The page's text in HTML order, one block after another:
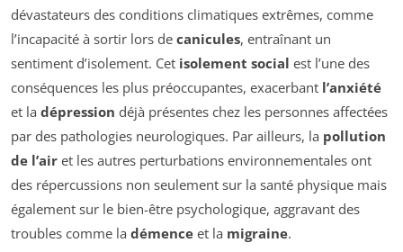
dévastateurs des conditions climatiques extrêmes, comme
l’incapacité à sortir lors de canicules, entraînant un
sentiment d’isolement. Cet isolement social est l’une des
conséquences les plus préoccupantes, exacerbant l’anxiété
et la dépression déjà présentes chez les personnes affectées
par des pathologies neurologiques. Par ailleurs, la pollution
de l’air et les autres perturbations environnementales ont
des répercussions non seulement sur la santé physique mais
également sur le bien-être psychologique, aggravant des
troubles comme la démence et la migraine.